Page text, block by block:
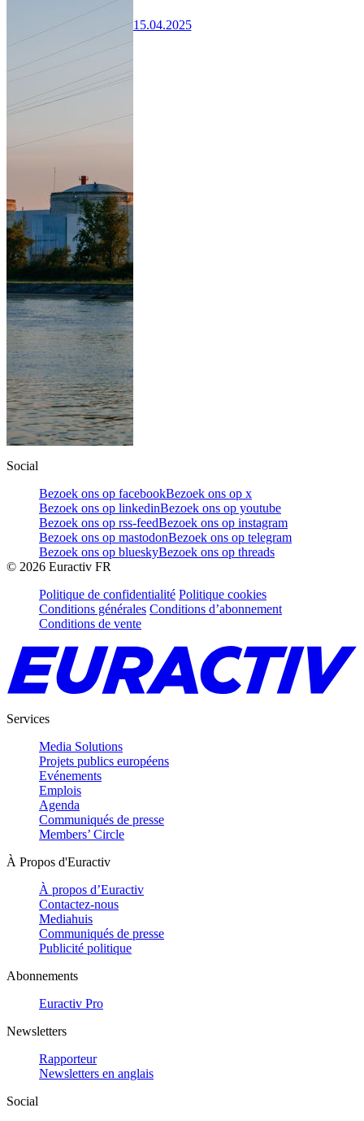
15.04.2025
Social
Bezoek ons op facebookBezoek ons op x
Bezoek ons op linkedinBezoek ons op youtube
Bezoek ons op rss-feedBezoek ons op instagram
Bezoek ons op mastodonBezoek ons op telegram
Bezoek ons op blueskyBezoek ons op threads
© 2026 Euractiv FR
Politique de confidentialité Politique cookies
Conditions générales Conditions d’abonnement
Conditions de vente
Services
Media Solutions
Projets publics européens
Evénements
Emplois
Agenda
Communiqués de presse
Members’ Circle
À Propos d'Euractiv
À propos d’Euractiv
Contactez-nous
Mediahuis
Communiqués de presse
Publicité politique
Abonnements
Euractiv Pro
Newsletters
Rapporteur
Newsletters en anglais
Social